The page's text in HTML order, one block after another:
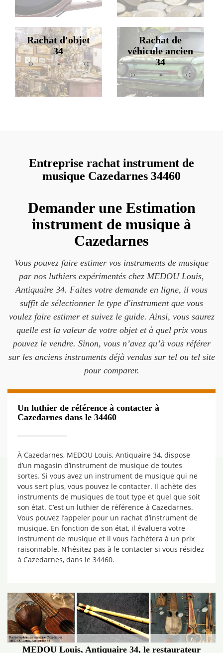
Rachat d'objet
34
Rachat de
véhicule ancien
34
Entreprise rachat instrument de
musique Cazedarnes 34460
Demander une Estimation
instrument de musique à
Cazedarnes
Vous pouvez faire estimer vos instruments de musique
par nos luthiers expérimentés chez MEDOU Louis,
Antiquaire 34. Faites votre demande en ligne, il vous
suffit de sélectionner le type d'instrument que vous
voulez faire estimer et suivez le guide. Ainsi, vous saurez
quelle est la valeur de votre objet et à quel prix vous
pouvez le vendre. Sinon, vous n’avez qu’à vous référer
sur les anciens instruments déjà vendus sur tel ou tel site
pour comparer.
Un luthier de référence à contacter à
Cazedarnes dans le 34460
À Cazedarnes, MEDOU Louis, Antiquaire 34, dispose
d’un magasin d’instrument de musique de toutes
sortes. Si vous avez un instrument de musique qui ne
vous sert plus, vous pouvez le contacter. Il achète des
instruments de musiques de tout type et quel que soit
son état. C’est un luthier de référence à Cazedarnes.
Vous pouvez l’appeler pour un rachat d’instrument de
musique. En fonction de son état, il évaluera votre
instrument de musique et il vous l’achètera à un prix
raisonnable. N’hésitez pas à le contacter si vous résidez
à Cazedarnes, dans le 34460.
MEDOU Louis, Antiquaire 34, le restaurateur